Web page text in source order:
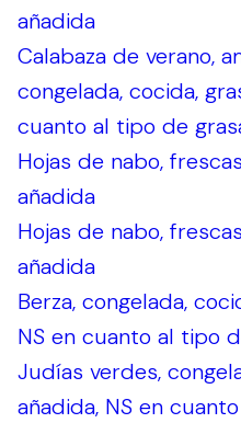
añadida
Calabaza de verano,
congelada, cocida,
cuanto al tipo de
Hojas de nabo,
añadida
Hojas de nabo,
añadida
Berza, congelada,
NS en cuanto al tipo
Judías verdes,
añadida, NS en